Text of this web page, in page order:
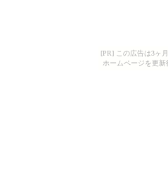
[PR] この広告は3ヶ
ホームページを更